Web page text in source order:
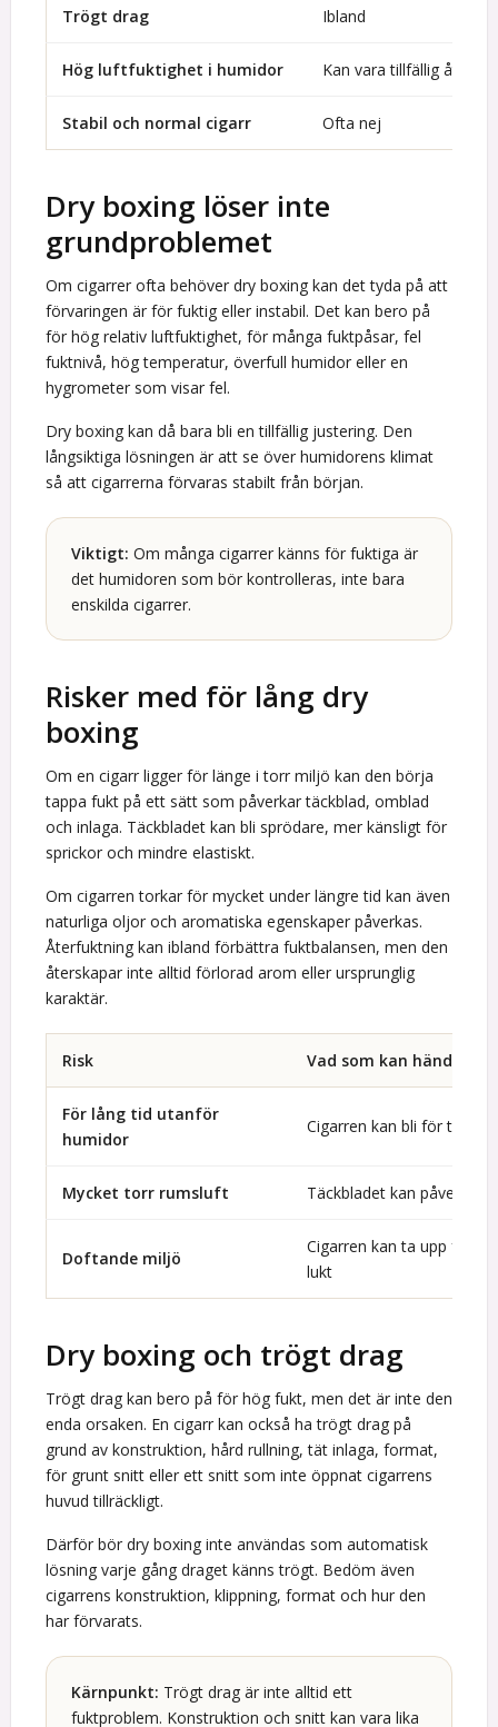
Trögt drag Ibland
Hög luftfuktighet i humidor Kan vara tillfällig åtgärd
Stabil och normal cigarr Ofta nej
Dry boxing löser inte
grundproblemet
Om cigarrer ofta behöver dry boxing kan det tyda på att
förvaringen är för fuktig eller instabil. Det kan bero på
för hög relativ luftfuktighet, för många fuktpåsar, fel
fuktnivå, hög temperatur, överfull humidor eller en
hygrometer som visar fel.
Dry boxing kan då bara bli en tillfällig justering. Den
långsiktiga lösningen är att se över humidorens klimat
så att cigarrerna förvaras stabilt från början.
Viktigt: Om många cigarrer känns för fuktiga är
det humidoren som bör kontrolleras, inte bara
enskilda cigarrer.
Risker med för lång dry
boxing
Om en cigarr ligger för länge i torr miljö kan den börja
tappa fukt på ett sätt som påverkar täckblad, omblad
och inlaga. Täckbladet kan bli sprödare, mer känsligt för
sprickor och mindre elastiskt.
Om cigarren torkar för mycket under längre tid kan även
naturliga oljor och aromatiska egenskaper påverkas.
Återfuktning kan ibland förbättra fuktbalansen, men den
återskapar inte alltid förlorad arom eller ursprunglig
karaktär.
Risk Vad som kan hända
För lång tid utanför
humidor
Cigarren kan bli för torr
Mycket torr rumsluft Täckbladet kan påverkas
Doftande miljö
Cigarren kan ta upp
lukt
Dry boxing och trögt drag
Trögt drag kan bero på för hög fukt, men det är inte den
enda orsaken. En cigarr kan också ha trögt drag på
grund av konstruktion, hård rullning, tät inlaga, format,
för grunt snitt eller ett snitt som inte öppnat cigarrens
huvud tillräckligt.
Därför bör dry boxing inte användas som automatisk
lösning varje gång draget känns trögt. Bedöm även
cigarrens konstruktion, klippning, format och hur den
har förvarats.
Kärnpunkt: Trögt drag är inte alltid ett
fuktproblem. Konstruktion och snitt kan vara lika